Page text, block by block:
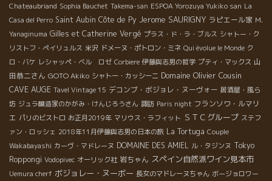
Chateaubriand Sophia Bauchet Takema-san ESPOA Yorozuya Yukiko san La
Casa del Perro Saint Aubin Côte de Py Jerome SAURIGNY ラピエール家 M.
Yanaginuma Gilles et Catherine Vergé プラス・ド・ラ・ブルス シャトー・ク
リストフ・ペイリュルス 米沢 ドメーヌ・ポトロン・ミネ Qui évolue le Monde ク
ロ・バケ レシャッペ・ベル ロゼ Corbiere 伊藤與志男の哲学 プティ・マックス 山
田恭二さん GOTO Akiko シャトー・カッシーニ Domaine Olivier Cousin
CAVE AUGE Tavel Vintage 15 デコンブ・ボジョレ・ヌーヴォー 居酒屋・風ら
坊 ジュラ醸造家のかがみ・けんじろうさん 諏訪 Paris night フランソワ・ルマリ
エ パリのビストロ お正月2019年 マリウス・ラフィット ＳＴＣグループ ステフ
ァン・ロッシェ 2018年11月伊藤與志男の日本の旅 La Tortuga Couple
Wakabayashi カーヴ・マドレーヌ DOMAINE DES AMIEL ル・タジンヌ Tokyo
Roppongi Vodopivec オーリック社 岩ちゃん スペイン自然派ワイン見本市
Uemura cherf ボジョレー・ヌーボー 長女のマドレーヌちゃん ボージョロワー